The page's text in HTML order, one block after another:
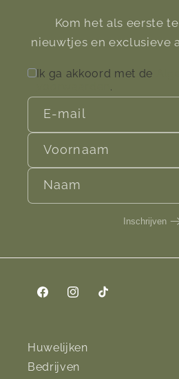
Kom het als eerste
nieuwtjes en exclusieve
Ik ga akkoord met de
.
E‑mail
Voornaam
Naam
Inschrijven
FacebookInstagram
TikTok
Huwelijken
Bedrijven